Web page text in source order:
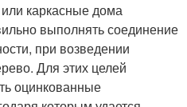
каркасные дома
выполнять соединение
при возведении
Для этих целей
оцинкованные